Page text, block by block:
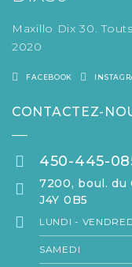
Maxillo Dix 30.
2020
FACEBOOK
CONTACTEZ-
450-445-
7200, boul. du
J4Y 0B5
LUNDI -
SAMEDI